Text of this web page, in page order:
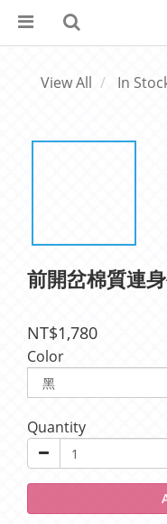
View All In
前開岔棉質連
NT$1,780
Color
Quantity